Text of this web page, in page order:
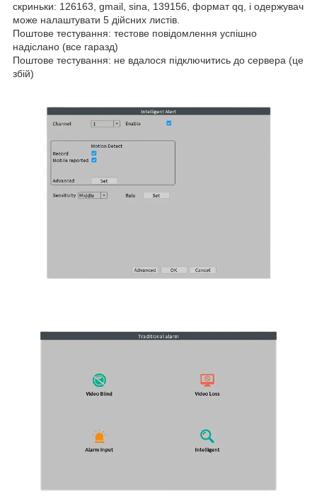
скриньки: 126163, gmail, sina, 139156, формат qq, і одержувач
може налаштувати 5 дійсних листів.
Поштове тестування: тестове повідомлення успішно
надіслано (все гаразд)
Поштове тестування: не вдалося підключитись до сервера (це
збій)